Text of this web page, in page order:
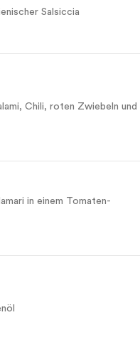
Salsiccia
Chili, roten Zwiebeln und
in einem Tomaten-